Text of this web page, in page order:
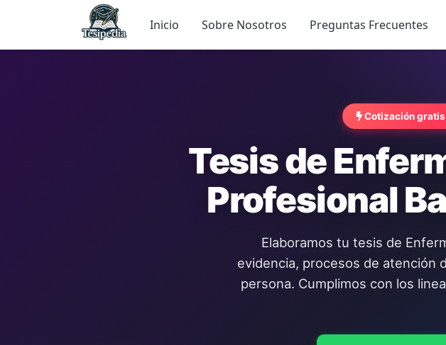
Inicio Sobre Nosotros Preguntas Frecuentes
Cotización
Tesis de
Profesional
Elaboramos tu tesis de
evidencia, procesos de atención
persona. Cumplimos con los